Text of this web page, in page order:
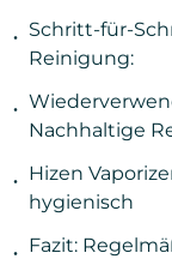
Schritt-für-
Reinigung:
Nachhaltige
Hizen
hygienisch
Fazit: